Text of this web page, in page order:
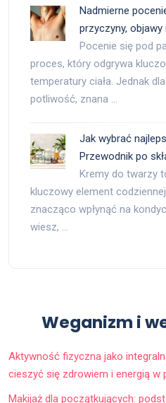
Nadmierne
przyczyny, objawy
Pocenie się pod
proces, który odgrywa
temperatury ciała. Jednak
potliwość, znana …
Jak wybrać
Przewodnik po
Kremy do twarzy
kluczowy element
znacząco wpłynąć na
wiesz, …
Weganizm i
Aktywność fizyczna jako
cieszyć się zdrowiem i energią w
Makijaż dla początkujących: